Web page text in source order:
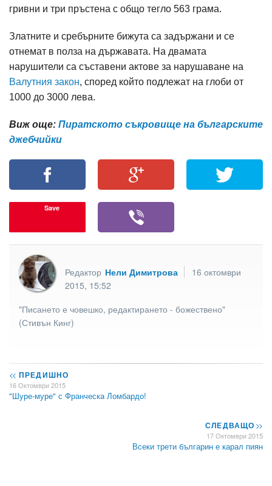
гривни и три пръстена с общо тегло 563 грама.
Златните и сребърните бижута са задържани и се
отнемат в полза на държавата. На двамата
нарушители са съставени актове за нарушаване на
Валутния закон, според който подлежат на глоби от
1000 до 3000 лева.
Виж още: Пиратското съкровище на българските
джебчийки
Save
Редактор Нели Димитрова
16 октомври
2015, 15:52
"Писането е човешко, редактирането - божествено"
(Стивън Кинг)
<< ПРЕДИШНО
16 Октомври 2015
"Шуре-муре" с Франческа Ломбардо!
СЛЕДВАЩО>>
17 Октомври 2015
Всеки трети българин е карал пиян